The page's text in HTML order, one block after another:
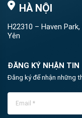
HÀ NỘI
H22310 – Haven
Yên
ĐĂNG KÝ NHẬN TIN
Đăng ký để nhận những